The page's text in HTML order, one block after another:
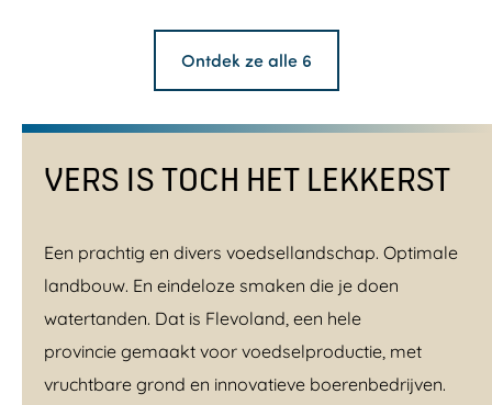
Ontdek ze alle 6
VERS IS TOCH HET LEKKERST
Een prachtig en divers voedsellandschap. Optimale
landbouw. En eindeloze smaken die je doen
watertanden. Dat is Flevoland, een hele
provincie gemaakt voor voedselproductie, met
vruchtbare grond en innovatieve boerenbedrijven.